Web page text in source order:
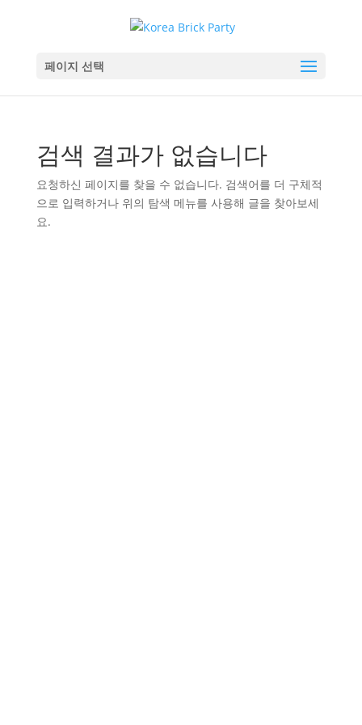
페이지 선택
검색 결과가 없습니다
요청하신 페이지를 찾을 수 없습니다. 검색어를 더 구체적
으로 입력하거나 위의 탐색 메뉴를 사용해 글을 찾아보세
요.